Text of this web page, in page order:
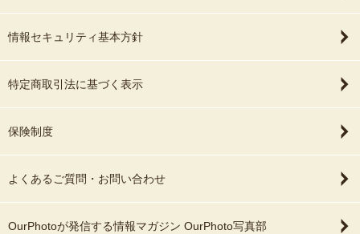
情報セキュリティ基本方針
特定商取引法に基づく表示
保険制度
よくあるご質問・お問い合わせ
OurPhotoが発信する情報マガジン OurPhoto写真部